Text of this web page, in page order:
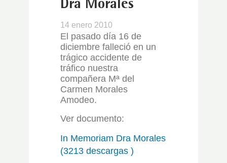
Dra Morales
14 enero 2010
El pasado día 16 de
diciembre falleció en un
trágico accidente de
tráfico nuestra
compañera Mª del
Carmen Morales
Amodeo.
Ver documento:
In Memoriam Dra Morales
(3213 descargas )